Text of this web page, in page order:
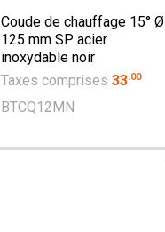
Coude de chauffage 15° Ø
125 mm SP acier
inoxydable noir
Taxes comprises 33.00
BTCQ12MN